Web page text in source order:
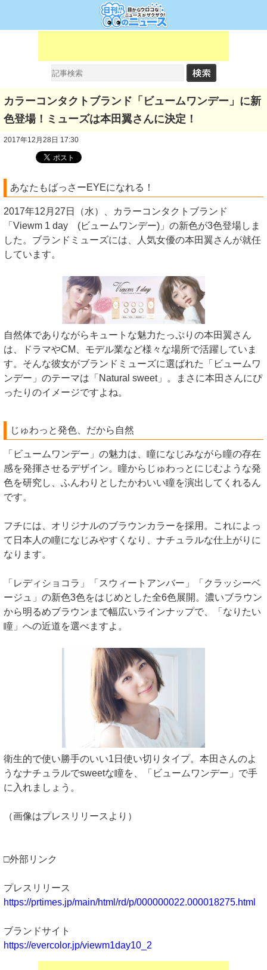
カラーコンタクトブランド「ビュームワンデー」に新
色登場！ミューズは本田翼さんに決定！
2017年12月28日 17:30
あなたもばっさーEYEになれる！
2017年12月27日（水）、カラーコンタクトブランド
「Viewm 1 day (ビュームワンデー)」の新色が3色登場しま
した。ブランドミューズには、人気女優の本田翼さんが就任
しています。
自然体でありながらキュートな魅力たっぷりの本田翼さん
は、ドラマやCM、モデル業など様々な場所で活躍していま
す。そんな彼女がブランドミューズに選ばれた「ビュームワ
ンデー」のテーマは「Natural sweet」。まさに本田さんにぴ
ったりのイメージですよね。
じゅわっと発色、だから自然
「ビュームワンデー」の魅力は、瞳になじみながら瞳の存在
感を発揮させるデザイン。瞳からじゅわっとにじむような発
色を研究し、ふんわりとしたかわいい瞳を演出してくれるん
です。
フチには、オリジナルのブラウンカラーを採用。これによっ
て日本人の瞳になじみやすくなり、ナチュラルな仕上がりに
なります。
「レディショコラ」「スウィートアンバー」「クラッシーベ
ージュ」の新色3色をはじめとした全6色展開。濃いブラウン
から明るめブラウンまで幅広いラインナップで、「なりたい
瞳」への近道を選べますよ。
衛生的で使い勝手のいい1日使い切りタイプ。本田さんのよ
うなナチュラルでsweetな瞳を、「ビュームワンデー」で手
に入れましょう。
（画像はプレスリリースより）
□外部リンク
プレスリリース
https://prtimes.jp/main/html/rd/p/000000022.000018275.html
ブランドサイト
https://evercolor.jp/viewm1day10_2